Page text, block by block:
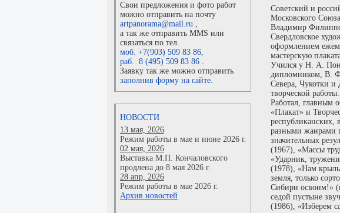
Свои предложения и фото работ
можно отправить на почту
artpanorama@mail.ru ,
а так же отправить MMS или
связаться по тел.
моб. +7(903) 509 83 86,
раб. 8 (495) 509 83 86 .
Заявку так же можно отправить
заполнив форму на сайте.
НОВОСТИ
13 мая, 2026
Режим работы в мае и июне 2026 г.
02 мая, 2026
Выставка М.П. Кончаловского
продлена до 8 мая 2026 г.
28 апр, 2026
Режим работы в мае 2026 г.
Архив новостей
Советский и
Московского
Владимир
Свердловское
оформлением
мастерскую
Учился у Н. А.
дипломником, В.
Севера, Чукотки и
творческой
Работал, главным
«Плакат» и
республиканских,
разными жанрами
значительных
(1967), «Массы
«Ударник,
(1978), «Нам
земля, только
Сибири освоим!»
седой пустыне
(1986), «Изберем